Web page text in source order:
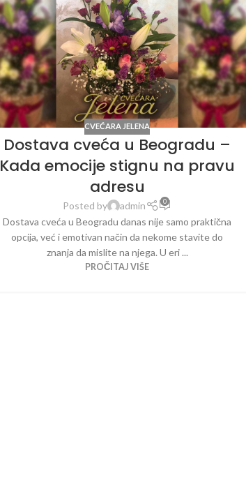
CVEĆARA JELENA
Dostava cveća u Beogradu –
Kada emocije stignu na pravu
adresu
Posted by admin 0
Dostava cveća u Beogradu danas nije samo praktična
opcija, već i emotivan način da nekome stavite do
znanja da mislite na njega. U eri ...
PROČITAJ VIŠE